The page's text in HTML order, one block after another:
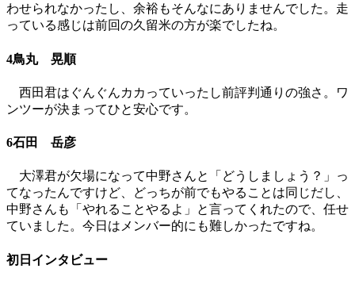
わせられなかったし、余裕もそんなにありませんでした。走
っている感じは前回の久留米の方が楽でしたね。
4鳥丸 晃順
西田君はぐんぐんカカっていったし前評判通りの強さ。ワ
ンツーが決まってひと安心です。
6石田 岳彦
大澤君が欠場になって中野さんと「どうしましょう？」っ
てなったんですけど、どっちが前でもやることは同じだし、
中野さんも「やれることやるよ」と言ってくれたので、任せ
ていました。今日はメンバー的にも難しかったですね。
初日インタビュー